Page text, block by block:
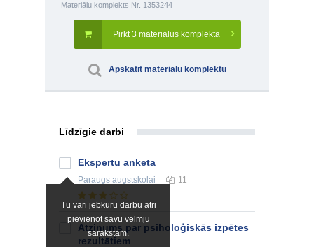
Materiālu komplekts Nr. 1353244
Pirkt 3 materiālus komplektā
Apskatīt materiālu komplektu
Līdzīgie darbi
Tu vari jebkuru darbu ātri
pievienot savu vēlmju
sarakstam.
Ekspertu anketa
Paraugs augstskolai 11
Atzinums par psiholoģiskās izpētes
rezultātiem